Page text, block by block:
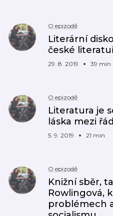
O epizodě
Literární
české
29. 8. 2019 39 min
O epizodě
Literatura je
láska mezi
5. 9. 2019 21 min
O epizodě
Knižní sběr,
Rowlingová,
problémech